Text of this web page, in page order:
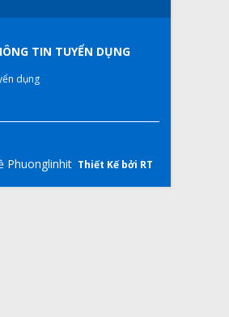
TIN TUYỂN DỤNG
dụng
Phuonglinhit Thiết Kế bởi RT